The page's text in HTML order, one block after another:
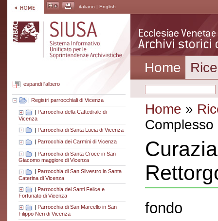
italiano | English
espandi l'albero
| Registri parrocchiali di Vicenza
| Parrocchia della Cattedrale di
Vicenza
| Parrocchia di Santa Lucia di Vicenza
Parrocchia dei Carmini di Vicenza
| Parrocchia di Santa Croce in San
Giacomo maggiore di Vicenza
Parrocchia di San Silvestro in Santa
Caterina di Vicenza
| Parrocchia dei Santi Felice e
Fortunato di Vicenza
Parrocchia di San Marcello in San
Filippo Neri di Vicenza
Home
Home »
fondo